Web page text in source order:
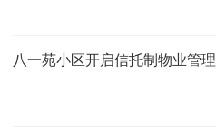
八一苑小区开启信托制物业管理